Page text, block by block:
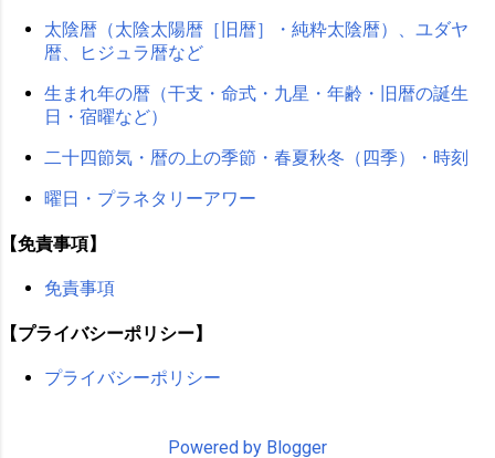
太陰暦（太陰太陽暦［旧暦］・純粋太陰暦）、ユダヤ
暦、ヒジュラ暦など
生まれ年の暦（干支・命式・九星・年齢・旧暦の誕生
日・宿曜など）
二十四節気・暦の上の季節・春夏秋冬（四季）・時刻
曜日・プラネタリーアワー
【免責事項】
免責事項
【プライバシーポリシー】
プライバシーポリシー
Powered by Blogger